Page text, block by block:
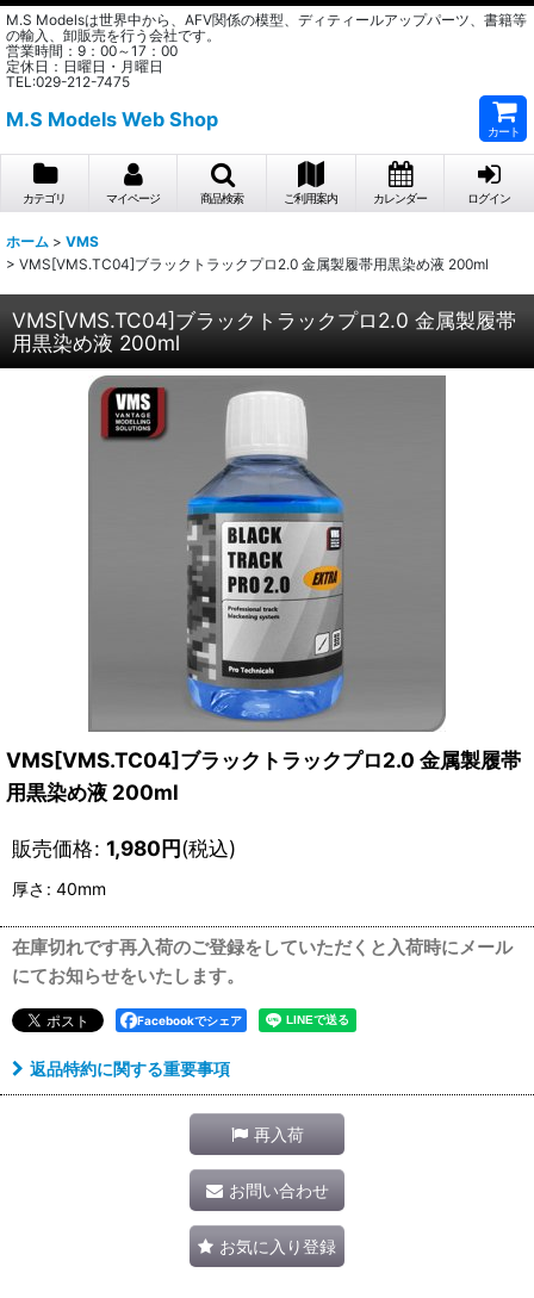
M.S Modelsは世界中から、AFV関係の模型、ディティールアップパーツ、書籍等
の輸入、卸販売を行う会社です。
営業時間：9：00～17：00
定休日：日曜日・月曜日
TEL:029-212-7475
M.S Models Web Shop
カート
カテゴリ マイページ 商品検索 ご利用案内 カレンダー ログイン
ホーム > VMS
> VMS[VMS.TC04]ブラックトラックプロ2.0 金属製履帯用黒染め液 200ml
VMS[VMS.TC04]ブラックトラックプロ2.0 金属製履帯
用黒染め液 200ml
VMS[VMS.TC04]ブラックトラックプロ2.0 金属製履帯
用黒染め液 200ml
販売価格: 1,980円(税込)
厚さ : 40mm
在庫切れです再入荷のご登録をしていただくと入荷時にメール
にてお知らせをいたします。
Facebookでシェア
返品特約に関する重要事項
再入荷
お問い合わせ
お気に入り登録